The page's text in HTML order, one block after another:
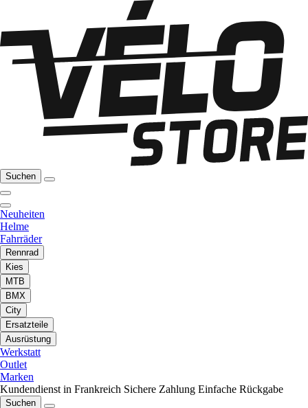
Suchen
Neuheiten
Helme
Fahrräder
Rennrad
Kies
MTB
BMX
City
Ersatzteile
Ausrüstung
Werkstatt
Outlet
Marken
Kundendienst in Frankreich Sichere Zahlung Einfache Rückgabe
Suchen